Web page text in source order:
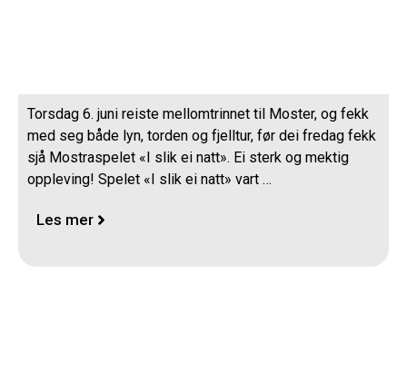
Torsdag 6. juni reiste mellomtrinnet til Moster, og fekk
med seg både lyn, torden og fjelltur, før dei fredag fekk
sjå Mostraspelet «I slik ei natt». Ei sterk og mektig
oppleving! Spelet «I slik ei natt» vart …
Les mer